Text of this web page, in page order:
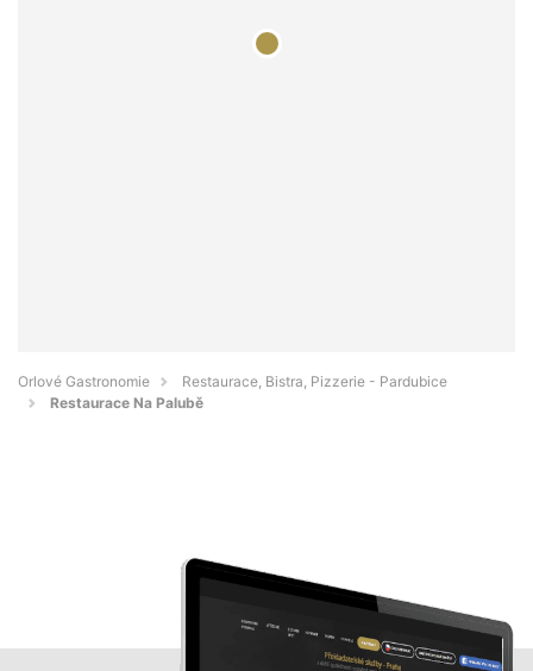
Orlové Gastronomie
Restaurace, Bistra, Pizzerie - Pardubice
Restaurace Na Palubě